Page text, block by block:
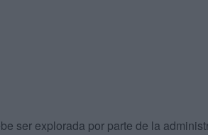
ser explorada por parte de la